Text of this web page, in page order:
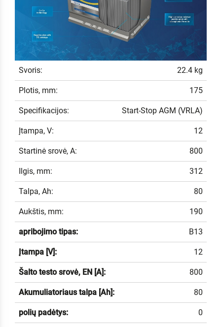
Svoris: 22.4 kg
Plotis, mm: 175
Specifikacijos: Start-Stop AGM (VRLA)
Įtampa, V: 12
Startinė srovė, A: 800
Ilgis, mm: 312
Talpa, Ah: 80
Aukštis, mm: 190
apribojimo tipas: B13
Įtampa [V]: 12
Šalto testo srovė, EN [A]: 800
Akumuliatoriaus talpa [Ah]: 80
polių padėtys: 0